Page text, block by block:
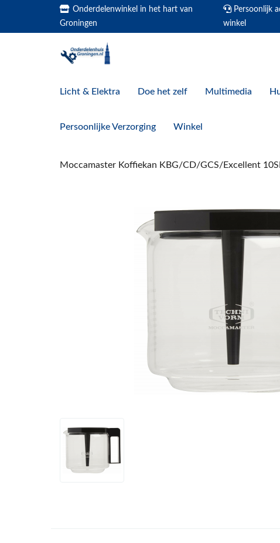
Onderdelenwinkel in het hart van
Groningen
Persoonlijk
winkel
Licht & Elektra Doe het zelf Multimedia
Persoonlijke Verzorging Winkel
Moccamaster Koffiekan KBG/CD/GCS/Excellent